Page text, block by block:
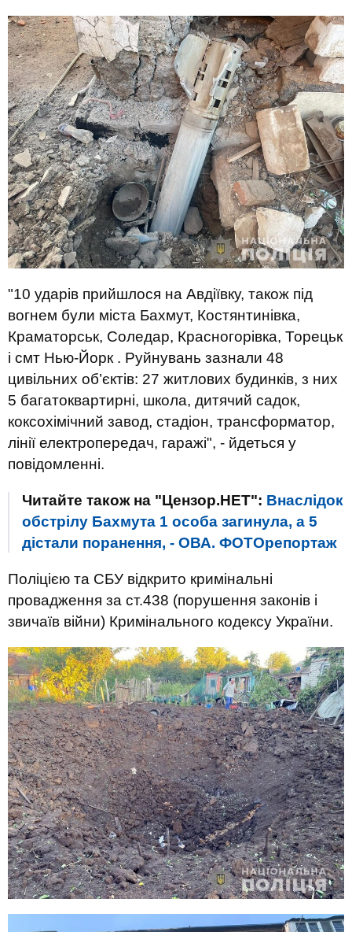
"10 ударів прийшлося на Авдіївку, також під
вогнем були міста Бахмут, Костянтинівка,
Краматорськ, Соледар, Красногорівка, Торецьк
і смт Нью-Йорк . Руйнувань зазнали 48
цивільних об’єктів: 27 житлових будинків, з них
5 багатоквартирні, школа, дитячий садок,
коксохімічний завод, стадіон, трансформатор,
лінії електропередач, гаражі", - йдеться у
повідомленні.
Читайте також на "Цензор.НЕТ": Внаслідок
обстрілу Бахмута 1 особа загинула, а 5
дістали поранення, - ОВА. ФОТОрепортаж
Поліцією та СБУ відкрито кримінальні
провадження за ст.438 (порушення законів і
звичаїв війни) Кримінального кодексу України.